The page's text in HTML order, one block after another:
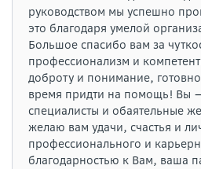
руководством мы успешно
это благодаря умелой
Большое спасибо вам за
профессионализм и
доброту и понимание,
время придти на помощь! Вы
специалисты и обаятельные
желаю вам удачи, счастья и
профессионального и
благодарностью к Вам, ваша